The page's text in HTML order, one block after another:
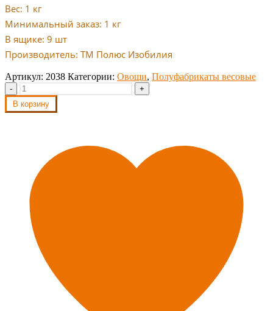
Вес: 1 кг
Минимальный заказ: 1 кг
В ящике: 9 шт
Производитель: ТМ Полюс Изобилия
Артикул: 2038 Категории: Овощи, Полуфабрикаты весовые
-
+
В корзину